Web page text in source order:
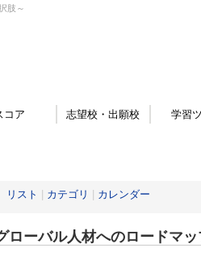
肢～
コア 志望校・出願校 学習
リスト カテゴリ カレンダー
ローバル人材へのロードマ